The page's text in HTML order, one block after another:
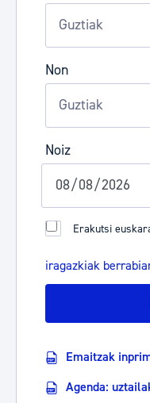
Non
Noiz
Erakutsi
iragazkiak
Emaitzak
Agenda: